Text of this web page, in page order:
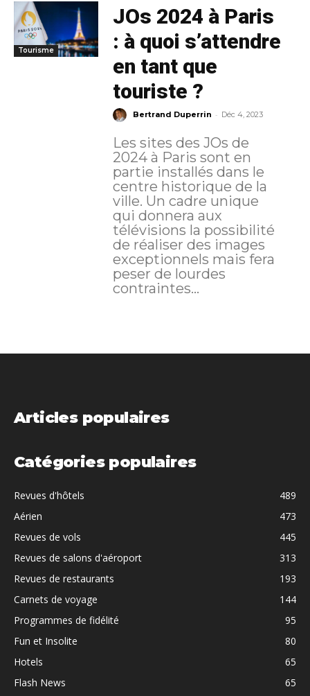
Tourisme
JOs 2024 à Paris
: à quoi s’attendre
en tant que
touriste ?
Bertrand Duperrin - Déc 4, 2023
Les sites des JOs de
2024 à Paris sont en
partie installés dans le
centre historique de la
ville. Un cadre unique
qui donnera aux
télévisions la possibilité
de réaliser des images
exceptionnels mais fera
peser de lourdes
contraintes...
Articles populaires
Catégories populaires
Revues d'hôtels
489
Aérien
473
Revues de vols
445
Revues de salons d'aéroport
313
Revues de restaurants
193
Carnets de voyage
144
Programmes de fidélité
95
Fun et Insolite
80
Hotels
65
Flash News
65